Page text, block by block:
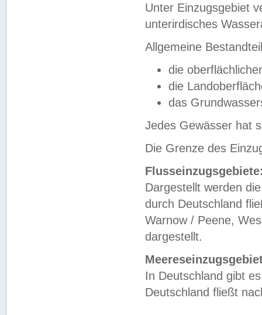
Unter Einzugsgebiet
unterirdisches
Allgemeine
die
die
das
Jedes Gewässer hat
Die Grenze des
Dargestellt werden
durch Deutschland
Warnow / Peene,
dargestellt.
In Deutschland gibt
Deutschland fließt